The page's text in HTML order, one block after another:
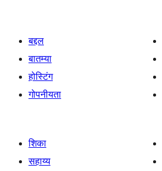
बद्दल
बातम्या
होस्टिंग
गोपनीयता
शिका
सहाय्य